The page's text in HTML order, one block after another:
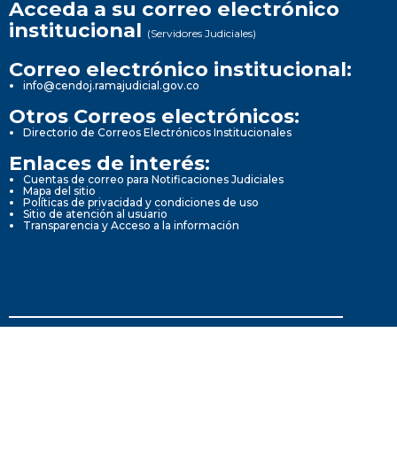
Acceda a su correo electrónico
institucional (Servidores Judiciales)
Correo electrónico institucional:
info@cendoj.ramajudicial.gov.co
Otros Correos electrónicos:
Directorio de Correos Electrónicos Institucionales
Enlaces de interés:
Cuentas de correo para Notificaciones Judiciales
Mapa del sitio
Políticas de privacidad y condiciones de uso
Sitio de atención al usuario
Transparencia y Acceso a la información